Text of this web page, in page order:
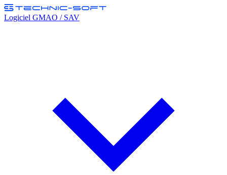
Logiciel GMAO / SAV